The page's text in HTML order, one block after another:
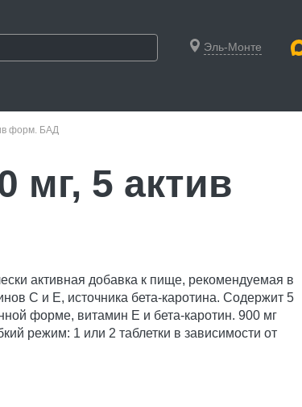
Эль-Монте
форм. БАД
мг, 5 актив
активная добавка к пище, рекомендуемая в
С и Е, источника бета-каротина. Содержит 5
форме, витамин Е и бета-каротин. 900 мг
режим: 1 или 2 таблетки в зависимости от